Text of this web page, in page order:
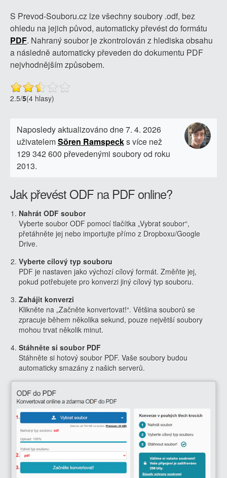
S Prevod-Souboru.cz lze všechny soubory .odf, bez
ohledu na jejich původ, automaticky převést do formátu
PDF. Nahraný soubor je zkontrolován z hlediska obsahu
a následně automaticky převeden do dokumentu PDF
nejvhodnějším způsobem.
2.5/5(4 hlasy)
Naposledy aktualizováno dne 7. 4. 2026
uživatelemSören Ramspecks více než
129 342 600 převedenými soubory od roku
2013.
Jak převést ODF na PDF online?
Nahrát ODF soubor
Vyberte soubor ODF pomocí tlačítka „Vybrat soubor“,
přetáhněte jej nebo importujte přímo z Dropboxu/Google
Drive.
Vyberte cílový typ souboru
PDF je nastaven jako výchozí cílový formát. Změňte jej,
pokud potřebujete pro konverzi jiný cílový typ souboru.
Zahájit konverzi
Klikněte na „Začněte konvertovat!“. Většina souborů se
zpracuje během několika sekund, pouze největší soubory
mohou trvat několik minut.
Stáhněte si soubor PDF
Stáhněte si hotový soubor PDF. Vaše soubory budou
automaticky smazány z našich serverů.